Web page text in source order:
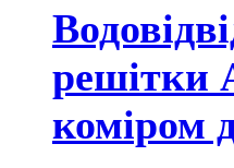
решітки
коміром